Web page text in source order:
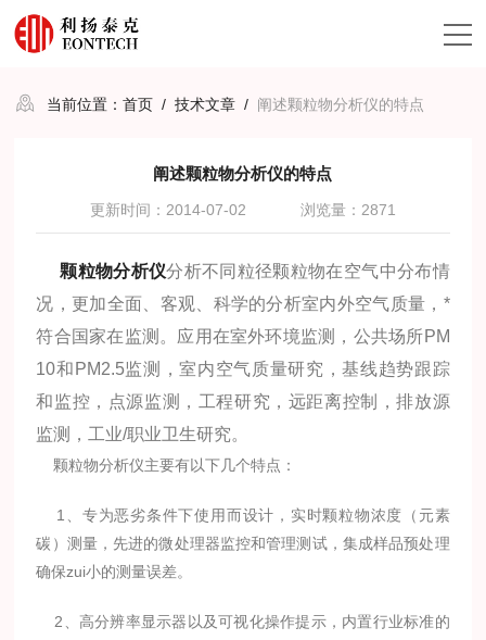
当前位置：首页 /技术文章 / 阐述颗粒物分析仪的特点
阐述颗粒物分析仪的特点
更新时间：2014-07-02 浏览量：2871
颗粒物分析仪分析不同粒径颗粒物在空气中分布情
况，更加全面、客观、科学的分析室内外空气质量，*
符合国家在监测。应用在室外环境监测，公共场所PM
10和PM2.5监测，室内空气质量研究，基线趋势跟踪
和监控，点源监测，工程研究，远距离控制，排放源
监测，工业/职业卫生研究。
颗粒物分析仪主要有以下几个特点：
1、专为恶劣条件下使用而设计，实时颗粒物浓度（元素
碳）测量，先进的微处理器监控和管理测试，集成样品预处理
确保zui小的测量误差。
2、高分辨率显示器以及可视化操作提示，内置行业标准的